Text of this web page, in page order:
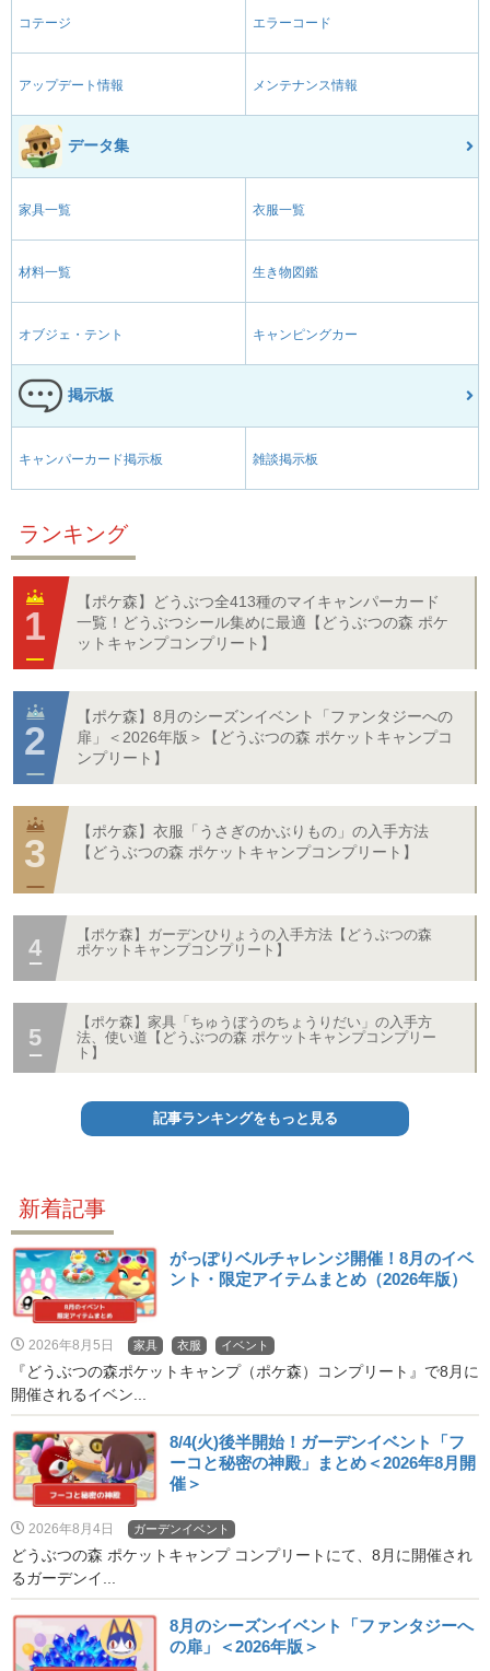
コテージ エラーコード
アップデート情報 メンテナンス情報
データ集
家具一覧 衣服一覧
材料一覧 生き物図鑑
オブジェ・テント キャンピングカー
掲示板
キャンパーカード掲示板 雑談掲示板
ランキング
【ポケ森】どうぶつ全413種のマイキャンパーカード
一覧！どうぶつシール集めに最適【どうぶつの森 ポケ
ットキャンプコンプリート】
【ポケ森】8月のシーズンイベント「ファンタジーへの
扉」＜2026年版＞【どうぶつの森 ポケットキャンプコ
ンプリート】
【ポケ森】衣服「うさぎのかぶりもの」の入手方法
【どうぶつの森 ポケットキャンプコンプリート】
【ポケ森】ガーデンひりょうの入手方法【どうぶつの森
ポケットキャンプコンプリート】
【ポケ森】家具「ちゅうぼうのちょうりだい」の入手方
法、使い道【どうぶつの森 ポケットキャンプコンプリー
ト】
記事ランキングをもっと見る
新着記事
がっぽりベルチャレンジ開催！8月のイベ
ント・限定アイテムまとめ（2026年版）
2026年8月5日 家具 衣服 イベント
『どうぶつの森ポケットキャンプ（ポケ森）コンプリート』で8月に
開催されるイベン...
8/4(火)後半開始！ガーデンイベント「フ
ーコと秘密の神殿」まとめ＜2026年8月開
催＞
2026年8月4日 ガーデンイベント
どうぶつの森 ポケットキャンプ コンプリートにて、8月に開催され
るガーデンイ...
8月のシーズンイベント「ファンタジーへ
の扉」＜2026年版＞